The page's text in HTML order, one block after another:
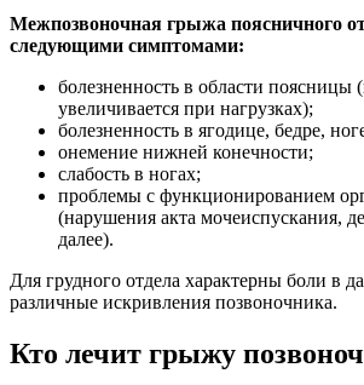
Межпозвоночная грыжа поясничного
следующими симптомами:
болезненность в области поясницы
увеличивается при нагрузках);
болезненность в ягодице, бедре,
онемение нижней конечности;
слабость в ногах;
проблемы с функционированием
(нарушения акта мочеиспускания,
далее).
Для грудного отдела характерны боли в
различные искривления позвоночника.
Кто лечит грыжу